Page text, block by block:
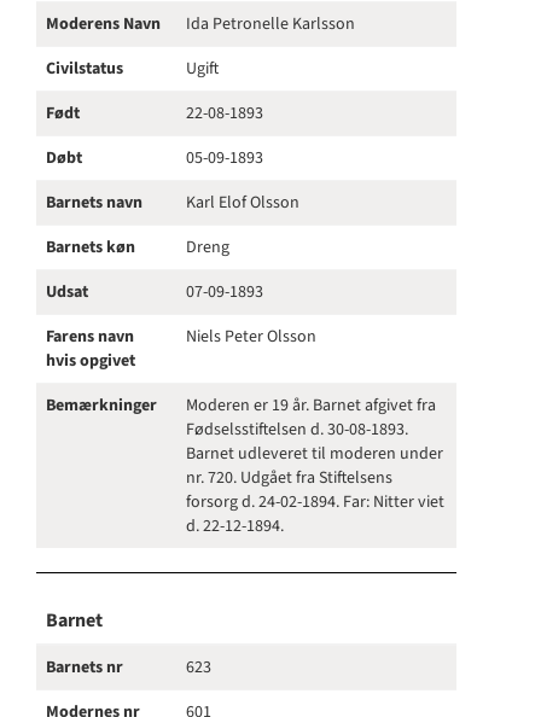
Moderens Navn
Ida Petronelle Karlsson
Civilstatus
Ugift
Født
22-08-1893
Døbt
05-09-1893
Barnets navn
Karl Elof Olsson
Barnets køn
Dreng
Udsat
07-09-1893
Farens navn
hvis opgivet
Niels Peter Olsson
Bemærkninger
Moderen er 19 år. Barnet afgivet fra
Fødselsstiftelsen d. 30-08-1893.
Barnet udleveret til moderen under
nr. 720. Udgået fra Stiftelsens
forsorg d. 24-02-1894. Far: Nitter viet
d. 22-12-1894.
Barnet
Barnets nr
623
Modernes nr
601